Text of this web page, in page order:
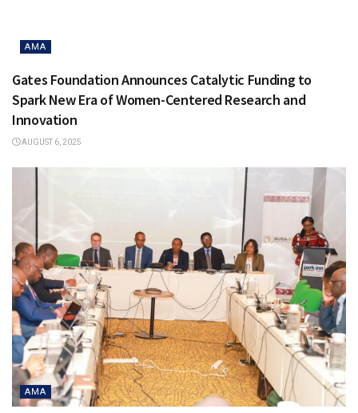
AMA
Gates Foundation Announces Catalytic Funding to
Spark New Era of Women-Centered Research and
Innovation
AUGUST 6, 2025
AMA